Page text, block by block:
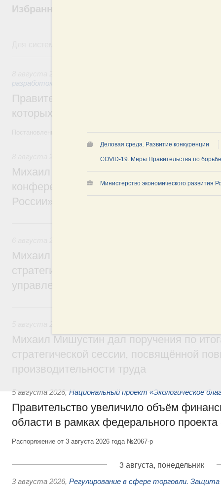
Деловая среда. Развитие конкуренции
COVID-19. Меры Правительства по
Министерство экономического развития
Избранные документы со справками к
разработок
Правительство расширило перечень
которых освобождаются от НДФЛ
Постановление от 5 августа 2026 года №978
Отрасль информационных технологий
Михаил Мишустин дал поручения по
конференции «Цифровая индустрия
России»
Михаил Мишустин дал поручения по
стратегической сессии о
управления научно-технологическим
Михаил Мишустин дал поручения по
стратегической сессии, посвящённой
производительности труда
5 августа 2026, Национальный проект «Экологическое
Правительство увеличило объём
области в рамках федерального
Распоряжение от 3 августа 2026 года №2067-р
3 августа, понедельник
3 августа 2026, Регулирование в сфере торговли.